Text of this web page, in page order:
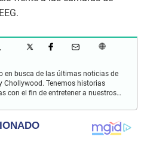
en busca de las últimas noticias de
Chollywood. Tenemos historias
con el fin de entretener a nuestros